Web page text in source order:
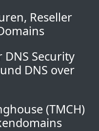
Reseller
Security
DNS over
(TMCH)